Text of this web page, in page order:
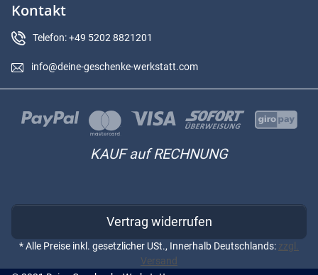
Kontakt
Telefon: +49 5202 8821201
info@deine-geschenke-werkstatt.com
KAUF auf RECHNUNG
Vertrag widerrufen
* Alle Preise inkl. gesetzlicher USt., Innerhalb Deutschlands: zzgl.
Versand